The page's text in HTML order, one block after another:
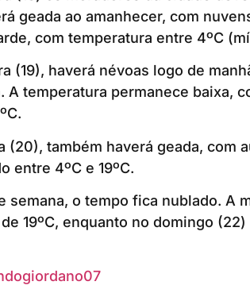
geada ao amanhecer, com
com temperatura entre 4ºC
(19), haverá névoas logo de
A temperatura permanece baixa,
(20), também haverá geada, com
entre 4ºC e 19ºC.
semana, o tempo fica nublado. A
19ºC, enquanto no domingo